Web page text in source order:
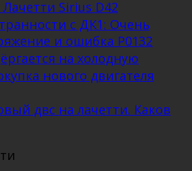
Sirius D42
с ДК1: Очень
и ошибка Р0132
на холодную
нового двигателя
двс на лачетти. Каков